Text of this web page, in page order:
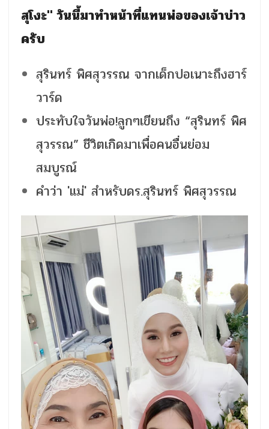
สุโงะ" วันนี้มาทำหน้าที่แทนพ่อของเจ้าบ่าว
ครับ
สุรินทร์ พิศสุวรรณ จากเด็กปอเนาะถึงฮาร์
วาร์ด
ประทับใจวันพ่อ!ลูกๆเขียนถึง “สุรินทร์ พิศ
สุวรรณ” ชีวิตเกิดมาเพื่อคนอื่นย่อม
สมบูรณ์
คำว่า 'แม่' สำหรับดร.สุรินทร์ พิศสุวรรณ